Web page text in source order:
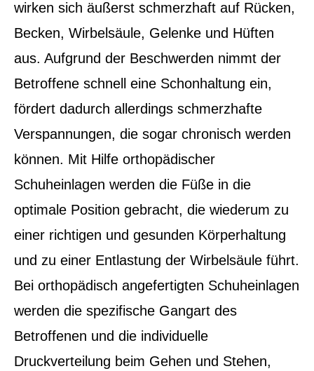
wirken sich äußerst schmerzhaft auf Rücken,
Becken, Wirbelsäule, Gelenke und Hüften
aus. Aufgrund der Beschwerden nimmt der
Betroffene schnell eine Schonhaltung ein,
fördert dadurch allerdings schmerzhafte
Verspannungen, die sogar chronisch werden
können. Mit Hilfe orthopädischer
Schuheinlagen werden die Füße in die
optimale Position gebracht, die wiederum zu
einer richtigen und gesunden Körperhaltung
und zu einer Entlastung der Wirbelsäule führt.
Bei orthopädisch angefertigten Schuheinlagen
werden die spezifische Gangart des
Betroffenen und die individuelle
Druckverteilung beim Gehen und Stehen,